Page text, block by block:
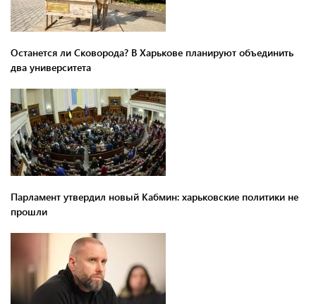
Останется ли Сковорода? В Харькове планируют объединить
два университета
Парламент утвердил новый Кабмин: харьковские политики не
прошли